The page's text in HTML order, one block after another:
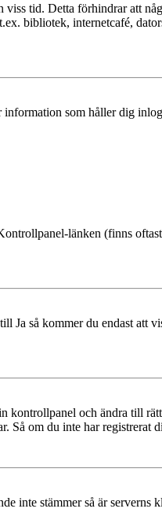
tid. Detta förhindrar att
bibliotek, internetcafé,
som håller dig
länken (finns
så kommer du endast att
kontrollpanel och ändra till
Så om du inte har registrerat
inte stämmer så är